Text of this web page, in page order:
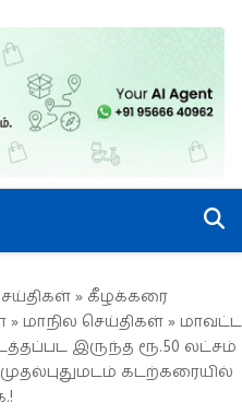
» கீழக்கரை
» மாநில செய்திகள் » மாவட்ட
இருந்த ரூ.50 லட்சம்
கடற்கரையில்